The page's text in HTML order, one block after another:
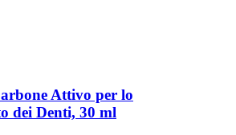
Attivo per lo
dei Denti, 30 ml